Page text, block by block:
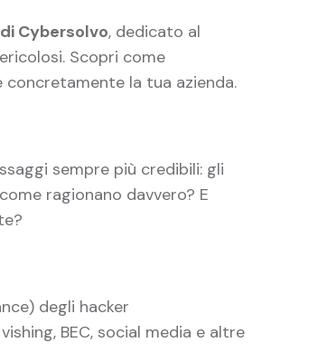
Cybersolvo, dedicato al
Scopri come
la tua azienda.
sempre più credibili: gli
ragionano davvero? E
degli hacker
BEC, social media e altre